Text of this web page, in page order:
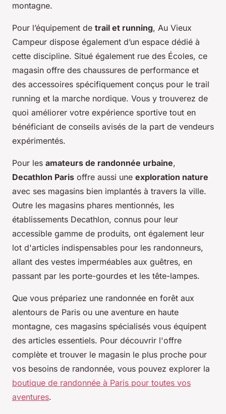
montagne.
Pour l’équipement de trail et running, Au Vieux
Campeur dispose également d’un espace dédié à
cette discipline. Situé également rue des Écoles, ce
magasin offre des chaussures de performance et
des accessoires spécifiquement conçus pour le trail
running et la marche nordique. Vous y trouverez de
quoi améliorer votre expérience sportive tout en
bénéficiant de conseils avisés de la part de vendeurs
expérimentés.
Pour les amateurs de randonnée urbaine,
Decathlon Paris offre aussi une exploration nature
avec ses magasins bien implantés à travers la ville.
Outre les magasins phares mentionnés, les
établissements Decathlon, connus pour leur
accessible gamme de produits, ont également leur
lot d'articles indispensables pour les randonneurs,
allant des vestes imperméables aux guêtres, en
passant par les porte-gourdes et les tête-lampes.
Que vous prépariez une randonnée en forêt aux
alentours de Paris ou une aventure en haute
montagne, ces magasins spécialisés vous équipent
des articles essentiels. Pour découvrir l'offre
complète et trouver le magasin le plus proche pour
vos besoins de randonnée, vous pouvez explorer la
boutique de randonnée à Paris pour toutes vos
aventures.